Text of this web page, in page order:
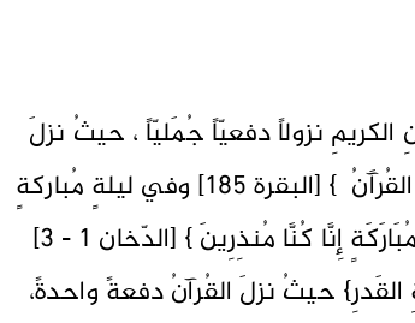
الكريمِ نزولاً دفعيّاً جُمَليّاً ، حيثُ نزلَ
في شهرِ رمضان { شَهرُ رَمَضَانَ الَّذِي أُنزِلَ فِيهِ القُرآَنُ } [البقرة 185] وفي ليلةٍ مُباركةٍ
منه { حم وَالكِتَابِ المُبِينِ إِنَّا أَنزَلنَاهُ فِي لَيلَةٍ مُبَارَكَةٍ إِنَّا كُنَّا مُنذِرِينَ } [الدّخان 1 - 3]
القَدرِ} حيثُ نزلَ القُرآنُ دفعةً واحدةً،